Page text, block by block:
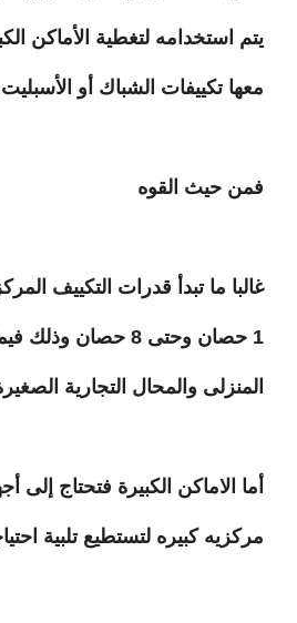
يتم استخدامه لتغطية الأماكن
معها تكييفات الشباك أو الأسبليت.
فمن حيث القوه
غالبا ما تبدأ قدرات التكييف
1 حصان وحتى 8 حصان
المنزلى والمحال التجارية
أما الاماكن الكبيرة فتحتاج إلى
مركزيه كبيره لتستطيع تلبية